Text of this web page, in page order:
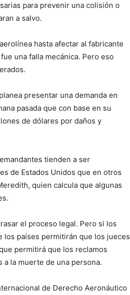
para prevenir una colisión o
a salvo.
hasta afectar al fabricante
una falla mecánica. Pero eso
presentar una demanda en
pasada que con base en su
de dólares por daños y
tienden a ser
de Estados Unidos que en otros
quien calcula que algunas
el proceso legal. Pero si los
los países permitirán que los jueces
permitirá que los reclamos
la muerte de una persona.
de Derecho Aeronáutico